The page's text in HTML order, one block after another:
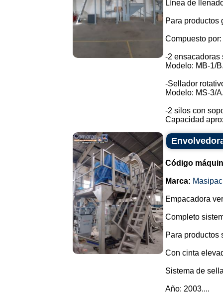
Línea de
Para productos
Compuesto por:
-2 ensacadoras
Modelo: MB-1/
-Sellador
Modelo: MS-3/
-2 silos con
Capacidad
Código
Marca:
Empacadora
Completo
Para productos
Con cinta
Sistema de
Año: 2003....